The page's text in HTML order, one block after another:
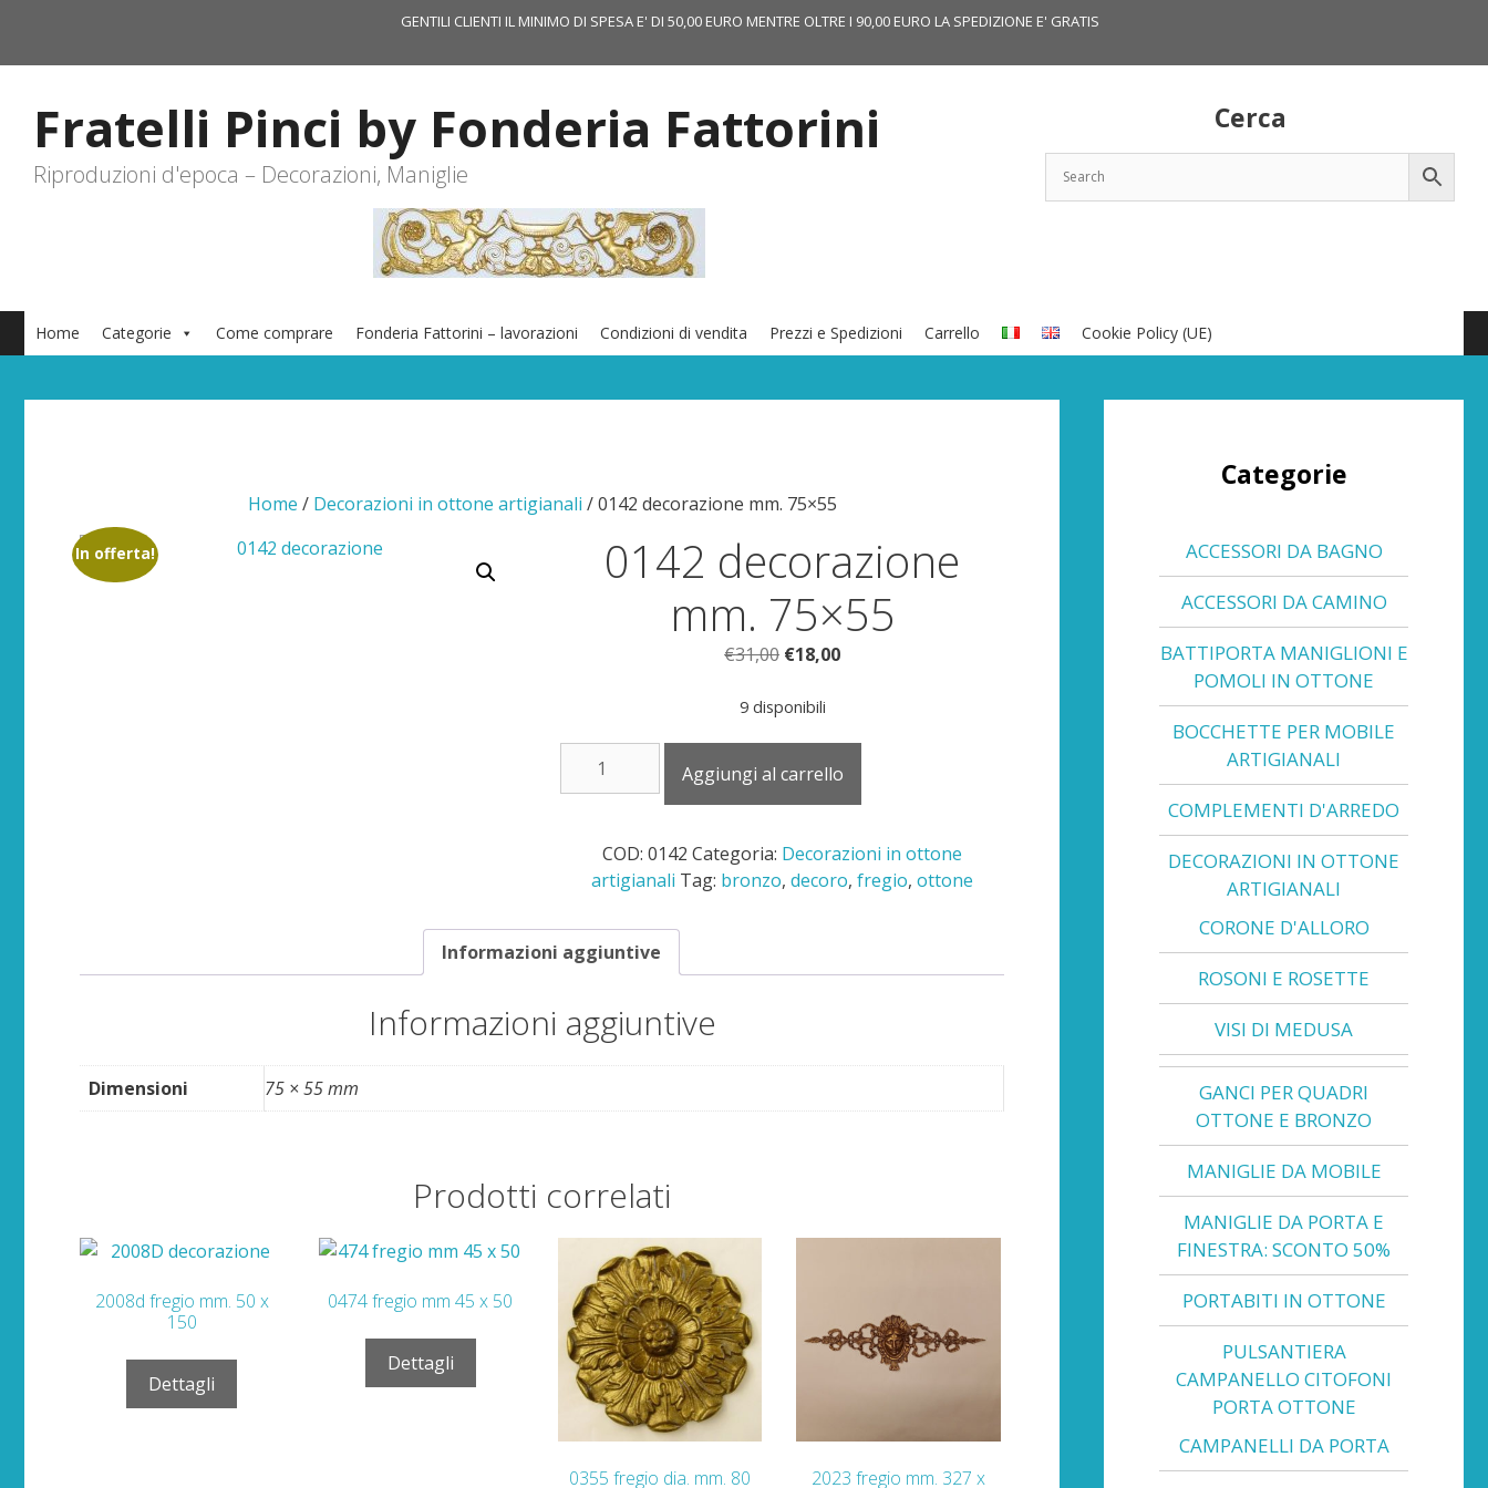
contenuto
GENTILI CLIENTI IL MINIMO DI SPESA E' DI 50,00 EURO MENTRE OLTRE I 90,00 EURO LA SPEDIZIONE E' GRATIS
Cerca
Fratelli Pinci by Fonderia Fattorini
Riproduzioni d'epoca – Decorazioni, Maniglie
Home Categorie Come comprare Fonderia Fattorini – lavorazioni Condizioni di vendita Prezzi e Spedizioni Carrello Cookie Policy (UE)
Home / Decorazioni in ottone artigianali / 0142 decorazione mm. 75×55
In offerta!
0142 decorazione
mm. 75×55
€31,00 Il
originale
€18,00Il
9 disponibili
decorazione
quantità
Aggiungi al carrello
COD:0142 Categoria: Decorazioni in ottone
artigianali Tag: bronzo,decoro,fregio,ottone
Informazioni aggiuntive
Informazioni aggiuntive
Dimensioni 75 × 55 mm
Prodotti correlati
2008d fregio mm. 50 x
150
Dettagli
0474 fregio mm 45 x 50
Dettagli
0355 fregio dia. mm. 80
2023 fregio mm. 327 x
Categorie
ACCESSORI DA BAGNO
ACCESSORI DA CAMINO
BATTIPORTA MANIGLIONI E
POMOLI IN OTTONE
BOCCHETTE PER MOBILE
ARTIGIANALI
COMPLEMENTI D'ARREDO
DECORAZIONI IN OTTONE
ARTIGIANALI
CORONE D'ALLORO
ROSONI E ROSETTE
VISI DI MEDUSA
GANCI PER QUADRI
OTTONE E BRONZO
MANIGLIE DA MOBILE
MANIGLIE DA PORTA E
FINESTRA: SCONTO 50%
PORTABITI IN OTTONE
PULSANTIERA
CAMPANELLO CITOFONI
PORTA OTTONE
CAMPANELLI DA PORTA